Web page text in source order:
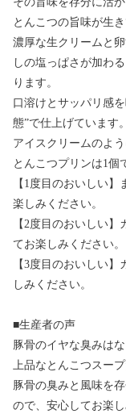
とんこつの旨味が生
濃厚な生クリームと
しの塩っぱさが加わ
ります。
口溶けとサッパリ感
態”で仕上げています。
アイスクリームのよ
とんこつプリンは1個
【1度目のおいしい
楽しみください。
【2度目のおいしい
てお楽しみください。
【3度目のおいしい
しみください。
■生産者の声
豚骨のイヤな臭みは
上品なとんこつスー
豚骨の臭みと風味を
ので、安心してお楽し